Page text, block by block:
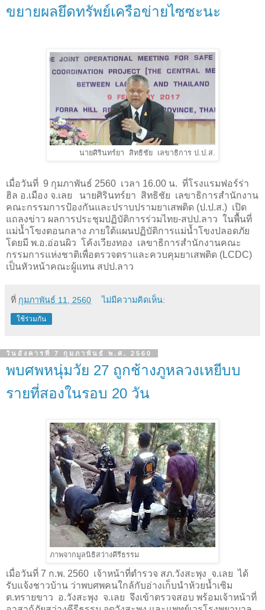
ขยายผลยึดทรัพย์เครือข่ายไซซะนะ
นายศิรินทร์ยา สิทธิชัย เลขาธิการ ป.ป.ส.
เมื่อวันที่ 9 กุมภาพันธ์ 2560 เวลา 16.00 น. ที่โรงแรมฟอร์ร่า
ฮิล อ.เมือง จ.เลย นายศิรินทร์ยา สิทธิชัย เลขาธิการสำนักงาน
คณะกรรมการป้องกันและปราบปรามยาเสพติด (ป.ป.ส.) เปิด
แถลงข่าว ผลการประชุมปฏิบัติการร่วมไทย-สปป.ลาว ในพื้นที่
แม่น้ำโขงตอนกลาง ภายใต้แผนปฏิบัติการแม่น้ำโขงปลอดภัย
โดยมี พ.อ.อ่อนผิว โค้งเวียงทอง เลขาธิการสำนักงานคณะ
กรรมการแห่งชาติเพื่อตรวจตราและควบคุมยาเสพติด (LCDC)
เป็นหัวหน้าคณะผู้แทน สปป.ลาว
ที่ กุมภาพันธ์ 11, 2560 ไม่มีความคิดเห็น:
ใช้ร่วมกัน
วันอังคารที่ 7 กุมภาพันธ์ พ.ศ. 2560
พบศพหนุ่มวัย 27 ถูกช้างภูหลวงเหยีบบ
รายที่สองในรอบ 20 วัน
ภาพจากมูลนิธิสว่างคีรีธรรม
เมื่อวันที่ 7 ก.พ. 2560 เจ้าหน้าที่ตำรวจ สภ.วังสะพุง จ.เลย ได้
รับแจ้งชาวบ้าน ว่าพบศพคนใกล้กับอ่างเก็บนำห้วยน้ำเซิม
ต.ทรายขาว อ.วังสะพุง จ.เลย จึงเข้าตรวจสอบ พร้อมเจ้าหน้าที่